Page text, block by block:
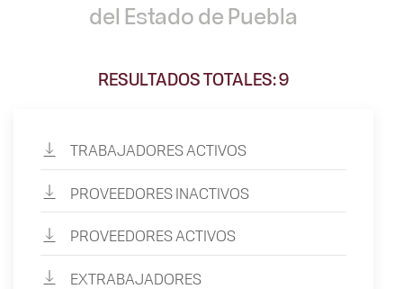
del Estado de Puebla
RESULTADOS TOTALES: 9
TRABAJADORES ACTIVOS
PROVEEDORES INACTIVOS
PROVEEDORES ACTIVOS
EXTRABAJADORES